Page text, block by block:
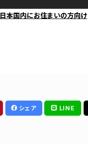
日本国内にお住まいの方向け
シェア LINE